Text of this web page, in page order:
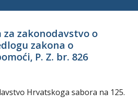
za zakonodavstvo o
zakona o
P. Z. br. 826
Hrvatskoga sabora na 125.